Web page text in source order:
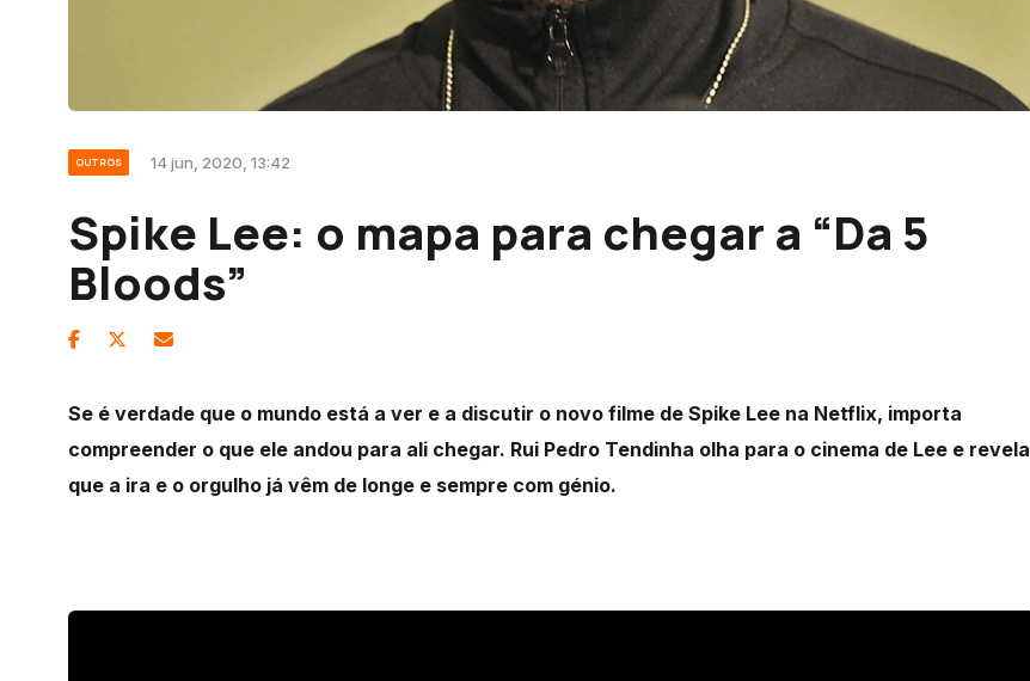
OUTROS 14 jun, 2020, 13:42
Spike Lee: o mapa para chegar a “Da 5
Bloods”
Se é verdade que o mundo está a ver e a discutir o novo filme de Spike Lee na Netflix, importa
compreender o que ele andou para ali chegar. Rui Pedro Tendinha olha para o cinema de Lee e revela
que a ira e o orgulho já vêm de longe e sempre com génio.